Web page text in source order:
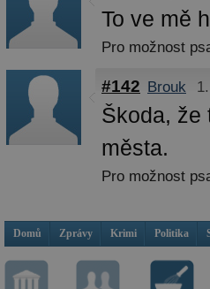
To ve mě
Pro možnost
#142 Brouk
Škoda, že
města.
Pro možnost
Domů Zprávy Krimi Politika